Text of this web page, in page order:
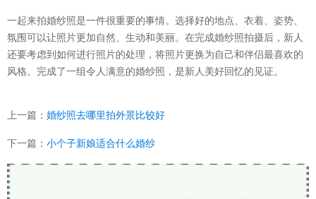
一起来拍婚纱照是一件很重要的事情。选择好的地点、衣着、姿势、
氛围可以让照片更加自然、生动和美丽。在完成婚纱照拍摄后，新人
还要考虑到如何进行照片的处理，将照片更换为自己和伴侣最喜欢的
风格。完成了一组令人满意的婚纱照，是新人美好回忆的见证。
上一篇： 婚纱照去哪里拍外景比较好
下一篇： 小个子新娘适合什么婚纱